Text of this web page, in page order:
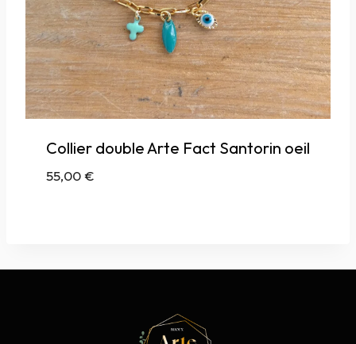
Collier double Arte Fact Santorin oeil
55,00€